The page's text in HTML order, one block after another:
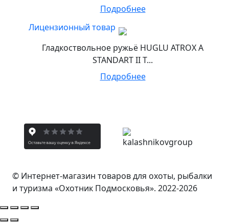
Подробнее
Лицензионный товар
Гладкоствольное ружьё HUGLU ATROX A
STANDART II T...
Подробнее
© Интернет-магазин товаров для охоты, рыбалки
и туризма «Охотник Подмосковья». 2022-2026